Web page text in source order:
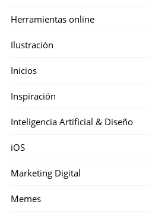
Herramientas online
Ilustración
Inicios
Inspiración
Inteligencia Artificial & Diseño
iOS
Marketing Digital
Memes